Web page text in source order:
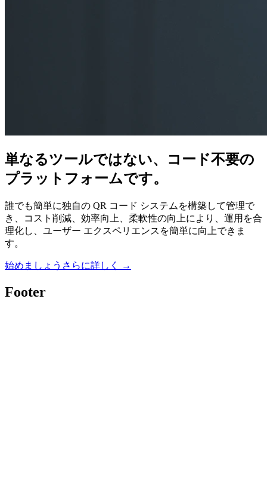
単なるツールではない、コード不要の
プラットフォームです。
誰でも簡単に独自の QR コード システムを構築して管理で
き、コスト削減、効率向上、柔軟性の向上により、運用を合
理化し、ユーザー エクスペリエンスを簡単に向上できま
す。
始めましょう さらに詳しく →
Footer